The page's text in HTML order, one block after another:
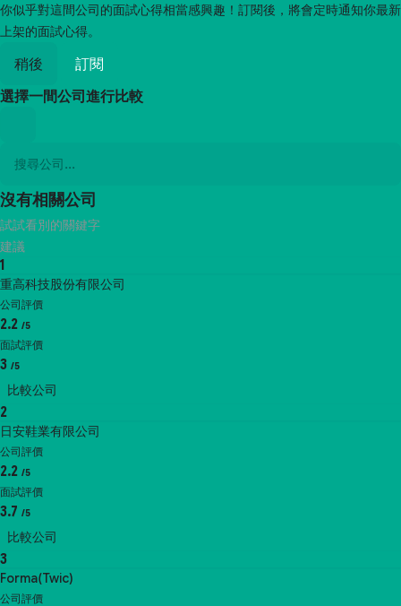
你似乎對這間公司的面試心得相當感興趣！訂閱後，將會定時通知你最新
上架的面試心得。
稍後
訂閱
選擇一間公司進行比較
沒有相關公司
試試看別的關鍵字
建議
1
重高科技股份有限公司
公司評價
2.2 /5
面試評價
3 /5
比較公司
2
日安鞋業有限公司
公司評價
2.2 /5
面試評價
3.7 /5
比較公司
3
Forma(Twic)
公司評價